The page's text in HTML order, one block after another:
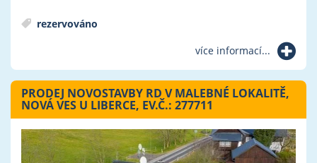
rezervováno
více informací...
PRODEJ NOVOSTAVBY RD V MALEBNÉ LOKALITĚ,
NOVÁ VES U LIBERCE, EV.Č.: 277711